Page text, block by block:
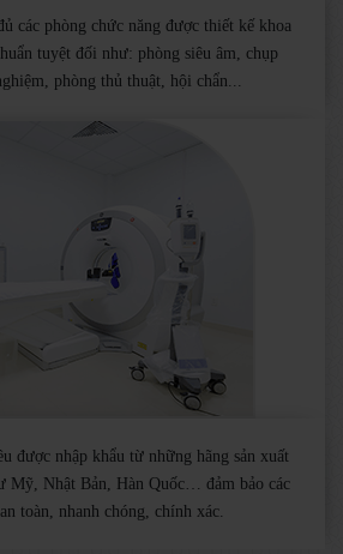
các phòng chức năng được thiết kế khoa
tuyệt đối như: phòng siêu âm, chụp
phòng thủ thuật, hội chẩn...
được nhập khẩu từ những hãng sản xuất
Mỹ, Nhật Bản, Hàn Quốc… đảm bảo các
toàn, nhanh chóng, chính xác.